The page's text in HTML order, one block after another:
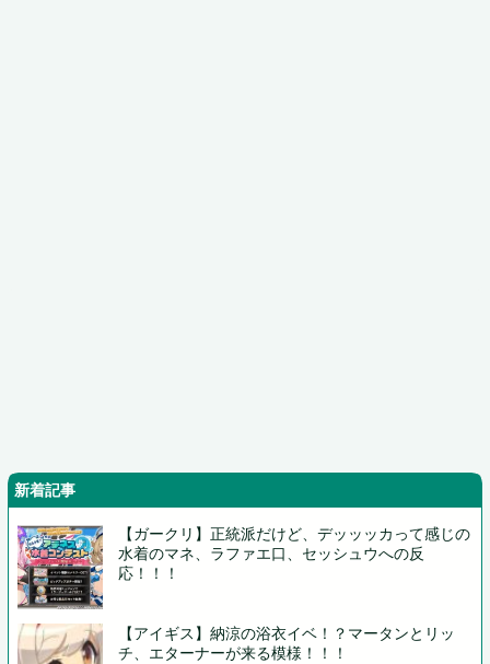
新着記事
【ガークリ】正統派だけど、デッッッカって感じの
水着のマネ、ラファエ口、セッシュウへの反
応！！！
【アイギス】納涼の浴衣イベ！？マータンとリッ
チ、エターナーが来る模様！！！